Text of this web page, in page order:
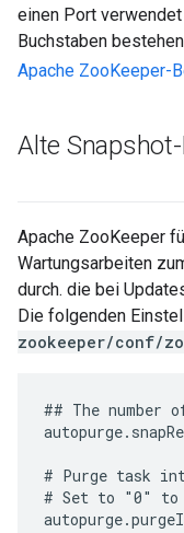
einen Port
Buchstaben
Apache ZooKeeper-
Alte
Apache ZooKeeper
Wartungsarbeiten
durch. die bei
Die folgenden
zookeeper/conf/
## The number
# Purge task
# Set to "0" to